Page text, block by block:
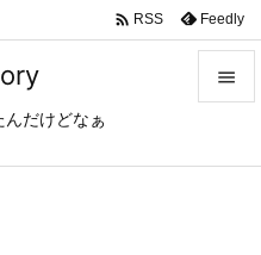
だけどなぁ

 RSS Feedly